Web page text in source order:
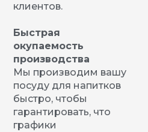
клиентов.
Быстрая
окупаемость
производства
Мы производим вашу
посуду для напитков
быстро, чтобы
гарантировать, что
графики